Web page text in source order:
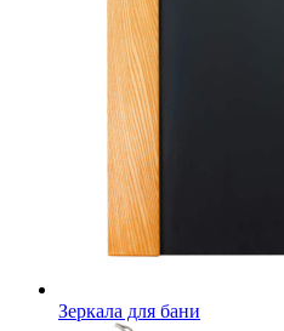
Зеркала для бани